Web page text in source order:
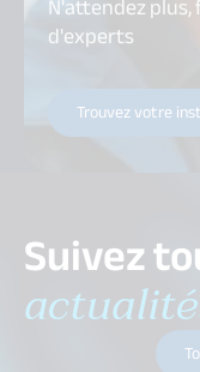
d'experts
Trouvez votre
Suivez